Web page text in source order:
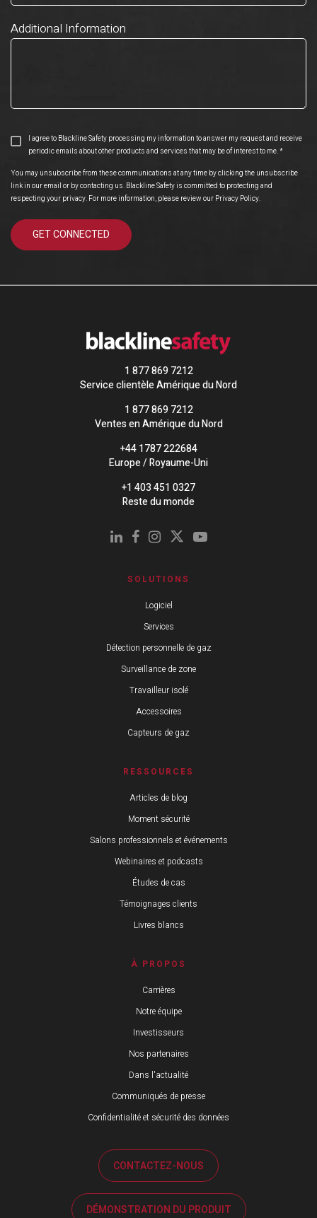
Additional Information
I agree to Blackline Safety processing my information to answer my request and receive
periodic emails about other products and services that may be of interest to me.*
You may unsubscribe from these communications at any time by clicking the unsubscribe
link in our email or by contacting us. Blackline Safety is committed to protecting and
respecting your privacy. For more information, please review our Privacy Policy.
1 877 869 7212
Service clientèle Amérique du Nord
1 877 869 7212
Ventes en Amérique du Nord
+44 1787 222684
Europe / Royaume-Uni
+1 403 451 0327
Reste du monde
SOLUTIONS
Logiciel
Services
Détection personnelle de gaz
Surveillance de zone
Travailleur isolé
Accessoires
Capteurs de gaz
RESSOURCES
Articles de blog
Moment sécurité
Salons professionnels et événements
Webinaires et podcasts
Études de cas
Témoignages clients
Livres blancs
À PROPOS
Carrières
Notre équipe
Investisseurs
Nos partenaires
Dans l'actualité
Communiqués de presse
Confidentialité et sécurité des données
CONTACTEZ-NOUS
DÉMONSTRATION DU PRODUIT